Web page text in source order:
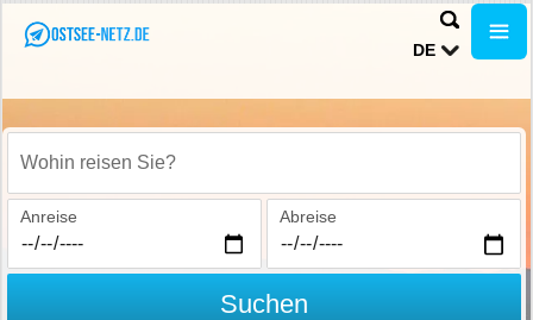
DE
Wohin reisen Sie?
Anreise Abreise
Suchen